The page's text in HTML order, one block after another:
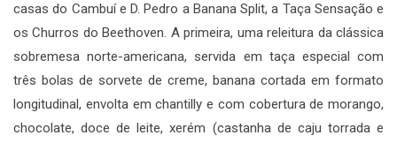
casas do Cambuí e D. Pedro a Banana Split, a Taça Sensação e
os Churros do Beethoven. A primeira, uma releitura da clássica
sobremesa norte-americana, servida em taça especial com
três bolas de sorvete de creme, banana cortada em formato
longitudinal, envolta em chantilly e com cobertura de morango,
chocolate, doce de leite, xerém (castanha de caju torrada e